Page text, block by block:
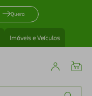
Quero
Imóveis e Veículos